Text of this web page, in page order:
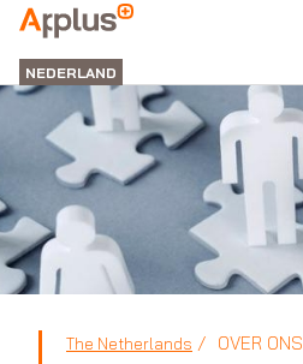
APPLUS+
NEDERLAND
The Netherlands OVER ONS